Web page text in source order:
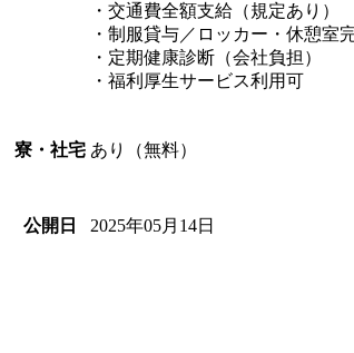
・交通費全額支給（規定あり）
・制服貸与／ロッカー・休憩室
・定期健康診断（会社負担）
・福利厚生サービス利用可
寮・社宅 あり（無料）
公開日 2025年05月14日